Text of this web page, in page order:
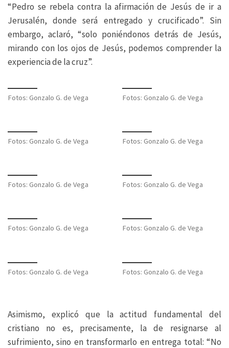
“Pedro se rebela contra la afirmación de Jesús de ir a
Jerusalén, donde será entregado y crucificado”. Sin
embargo, aclaró, “solo poniéndonos detrás de Jesús,
mirando con los ojos de Jesús, podemos comprender la
experiencia de la cruz”.
Fotos: Gonzalo G. de Vega Fotos: Gonzalo G. de Vega
Fotos: Gonzalo G. de Vega Fotos: Gonzalo G. de Vega
Fotos: Gonzalo G. de Vega Fotos: Gonzalo G. de Vega
Fotos: Gonzalo G. de Vega Fotos: Gonzalo G. de Vega
Fotos: Gonzalo G. de Vega Fotos: Gonzalo G. de Vega
Asimismo, explicó que la actitud fundamental del
cristiano no es, precisamente, la de resignarse al
sufrimiento, sino en transformarlo en entrega total: “No